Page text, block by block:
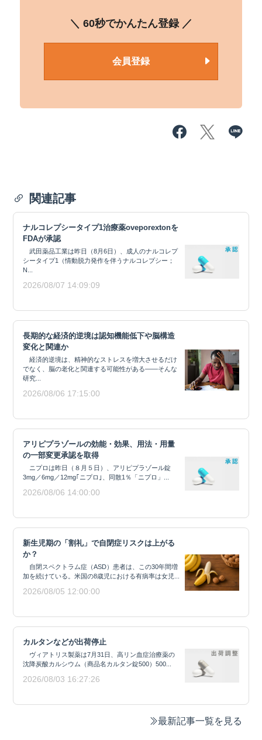
＼ 60秒でかんたん登録 ／
会員登録
関連記事
ナルコレプシータイプ1治療薬oveporextonを
FDAが承認
武田薬品工業は昨日（8月6日）、成人のナルコレプ
シータイプ1（情動脱力発作を伴うナルコレプシー；
N...
2026/08/07 14:09:09
長期的な経済的逆境は認知機能低下や脳構造
変化と関連か
経済的逆境は、精神的なストレスを増大させるだけ
でなく、脳の老化と関連する可能性がある——そんな
研究...
2026/08/06 17:15:00
アリピプラゾールの効能・効果、用法・用量
の一部変更承認を取得
ニプロは昨日（８月５日）、アリピプラゾール錠
3mg／6mg／12mg｢ニプロ｣、同散1％「ニプロ」...
2026/08/06 14:00:00
新生児期の「割礼」で自閉症リスクは上がる
か？
自閉スペクトラム症（ASD）患者は、この30年間増
加を続けている。米国の8歳児における有病率は女児...
2026/08/05 12:00:00
カルタンなどが出荷停止
ヴィアトリス製薬は7月31日、高リン血症治療薬の
沈降炭酸カルシウム（商品名カルタン錠500）500...
2026/08/03 16:27:26
最新記事一覧を見る